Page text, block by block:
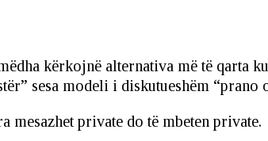
kërkojnë alternativa më të qarta
sesa modeli i diskutueshëm “prano
mesazhet private do të mbeten private.